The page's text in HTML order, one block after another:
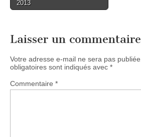
2013
Laisser un commentaire
Votre adresse e-mail ne sera pas publiée.
obligatoires sont indiqués avec *
Commentaire *